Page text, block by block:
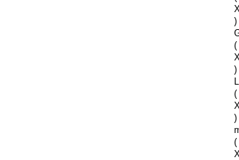
)
(
)
(
)
(